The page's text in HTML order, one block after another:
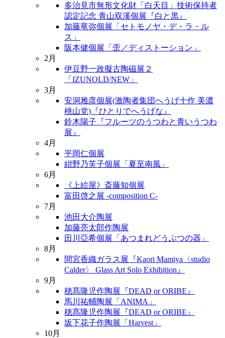
多治見市無形文化財「白天目」技術保持者
認定記念 青山双溪個展『白と黒』
加藤竜弥個展「セトモノヤ・デ・ラ・ル
ス」
阪本健個展「歪／ディストーション」
2月
伊豆野一政擬古陶磁展２
「IZUNOLD/NEW」
3月
安洞雅彦個展(激陶者集団へうげ十作 美濃
桃山党)『ひとりでへうげな』
鈴木陽子『フルーツのうつわと青いうつわ
展』
4月
平岡仁個展
紺野乃芙子個展「夏至南風」
6月
《上絵屋》斎藤知個展
富田啓之展 -composition C-
7月
池田大介陶展
加藤亮太郎作陶展
田川亞希個展「あつまれどうぶつの器」
8月
間宮香織ガラス展『Kaori Mamiya〈studio
Calder〉 Glass Art Solo Exhibition』
9月
穂髙隆児作陶展『DEAD or ORIBE』
馬川祐輔陶展「ANIMA」
穂髙隆児作陶展『DEAD or ORIBE』
坂下花子作陶展「Harvest」
10月